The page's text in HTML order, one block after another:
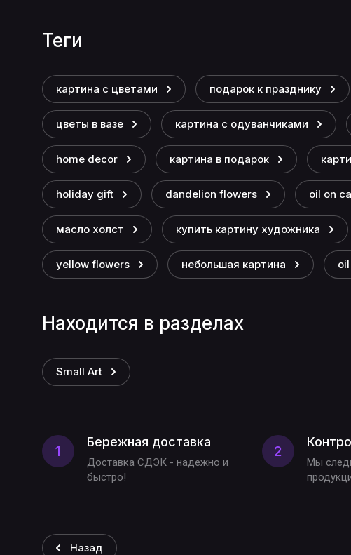
теги
картина с цветами подарок к празднику
цветы в вазе картина с одуванчиками
home decor картина в подарок
holiday gift dandelion flowers oil on
масло холст купить картину художника
yellow flowers небольшая картина
Находится в разделах
Small Art
1
Бережная доставка
Доставка СДЭК - надежно и
быстро!
2
Мы
Назад